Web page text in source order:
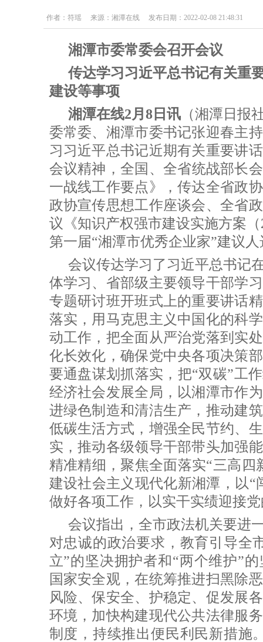
作者：符瑶 来源：湘潭在线 发布日期：2022-02-08 21:48:31
湘潭市委常委会召开会议
传达学习习近平总书记有关重
建设等事项
湘潭在线2月8日讯（湘潭日报
委常委、湘潭市委书记张迎春主
习习近平总书记近期有关重要讲
会议精神，全国、全省统战部长
一战线工作要点》，传达全省政
政协宣传思想工作座谈会、全省
议《知识产权强市建设实施方案
第一届“湘潭市优秀企业家”建议
会议传达学习了习近平总书记
体学习、省部级主要领导干部学
专题研讨班开班式上的重要讲话
落实，用马克思主义中国化的科
动工作，把全面从严治党落到实
化长效化，确保党中央各项决策
要通盘谋划抓落实，把“双碳”工
经济社会发展全局，以湘潭市作
进绿色制造和清洁生产，推动建
低碳生活方式，增强全民节约、
实，推动各级领导干部带头加强
精准精细，聚焦全面落实“三高
建设社会主义现代化新湘潭，以
做好各项工作，以实干实绩迎接
会议指出，全市政法机关要进
对忠诚的政治要求，教育引导全
立”的坚决拥护者和“两个维护”
国家安全观，在统筹推进扫黑除
风险、保安全、护稳定、促发展
环境，加快构建现代公共法律服
制度，持续推出便民利民新措施